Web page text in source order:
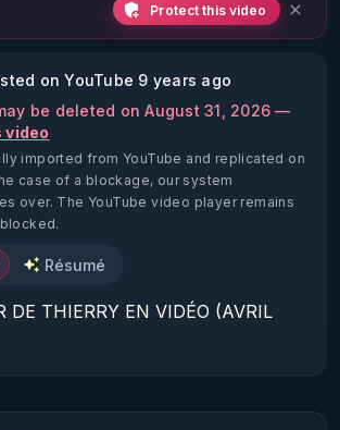
Protect this video
on YouTube 9 years ago
be deleted on August 31, 2026 —
video
imported from YouTube and replicated on
case of a blockage, our system
over. The YouTube video player remains
Résumé
DE THIERRY EN VIDÉO (AVRIL
presentation.html